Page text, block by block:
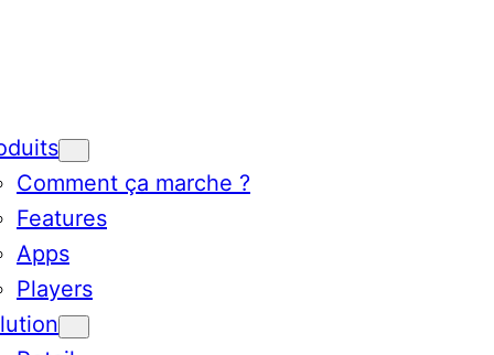
Comment ça marche ?
Features
Apps
Players